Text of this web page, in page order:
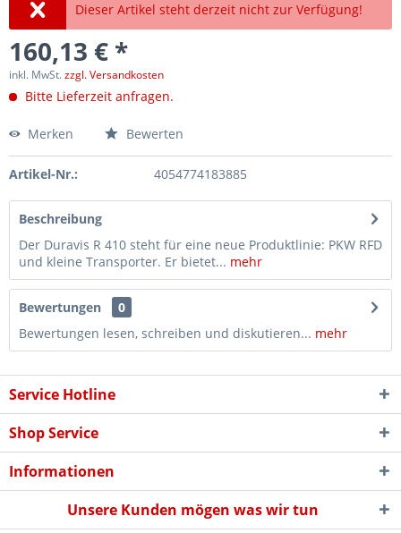
Dieser Artikel steht derzeit nicht zur Verfügung!
160,13 € *
inkl. MwSt.zzgl. Versandkosten
Bitte Lieferzeit anfragen.
Merken Bewerten
Artikel-Nr.: 4054774183885
Beschreibung
Der Duravis R 410 steht für eine neue Produktlinie: PKW RFD
und kleine Transporter. Er bietet... mehr
Bewertungen
0
Bewertungen lesen, schreiben und diskutieren... mehr
Service Hotline
Shop Service
Informationen
Unsere Kunden mögen was wir tun